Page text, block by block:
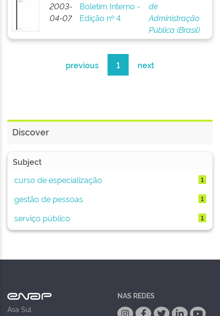
2003-
04-07
Boletim Interno -
Edição nº 4
de
Administração
Pública (Brasil)
previous 1 next
Discover
Subject
curso de especialização
1
gestão de pessoas 1
serviço público 1
Asa Sul
NAS REDES